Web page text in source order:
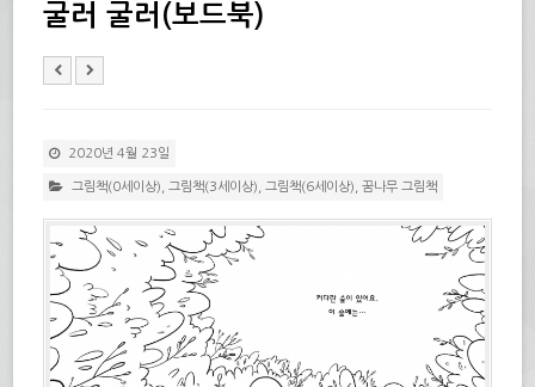
굴러 굴러(보드북)
2020년 4월 23일
그림책(0세이상) ,그림책(3세이상) ,그림책(6세이상) ,꿈나무 그림책